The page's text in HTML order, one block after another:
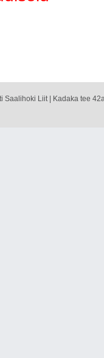
Saalihoki Liit | Kadaka tee